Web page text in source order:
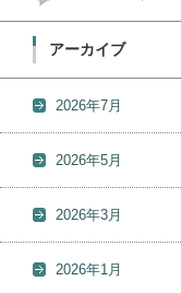
アーカイブ
2026年7月
2026年5月
2026年3月
2026年1月